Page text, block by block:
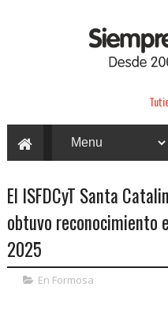
El ISFDCyT Santa
obtuvo reconocimiento
2025
En Formosa